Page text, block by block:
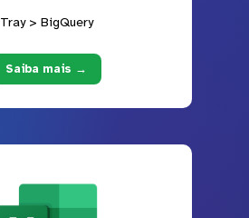
Tray > BigQuery
Saiba mais →